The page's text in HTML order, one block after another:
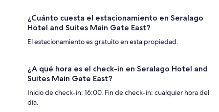
¿Cuánto cuesta el estacionamiento en Seralago
Hotel and Suites Main Gate East?
El estacionamiento es gratuito en esta propiedad.
¿A qué hora es el check-in en Seralago Hotel and
Suites Main Gate East?
Inicio de check-in: 16:00. Fin de check-in: cualquier hora del
día.